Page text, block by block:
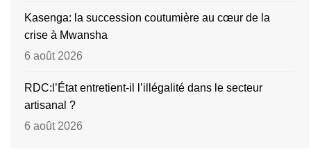
Kasenga: la succession coutumière au cœur de la
crise à Mwansha
6 août 2026
RDC:l’État entretient-il l’illégalité dans le secteur
artisanal ?
6 août 2026